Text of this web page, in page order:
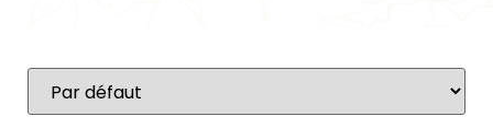
Sort Products